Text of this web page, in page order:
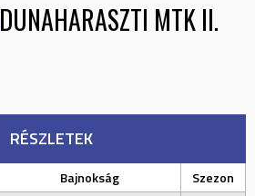
DUNAHARASZTI MTK II.
RÉSZLETEK
Bajnokság
Szezon